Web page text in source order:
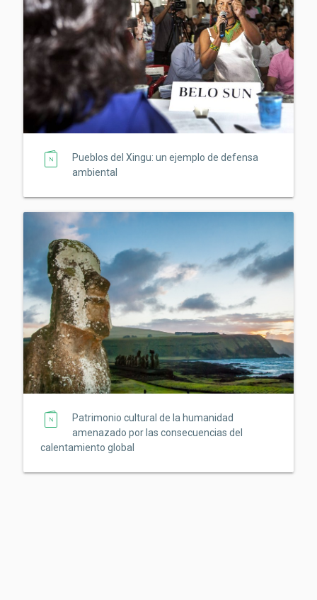
Pueblos del Xingu: un ejemplo de defensa
ambiental
Patrimonio cultural de la humanidad
amenazado por las consecuencias del
calentamiento global